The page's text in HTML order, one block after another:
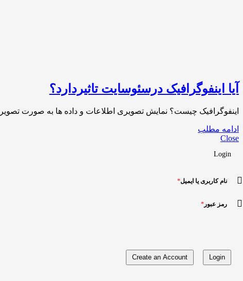
آیا اینفوگرافیک درسئوسایت تاثیردارد؟
اینفوگرافیک چیست؟ نمایش تصویری اطلاعات و داده ها به صورت
ادامه مطلب
Close
Login
نام کاربری یا ایمیل*
رمز عبور *